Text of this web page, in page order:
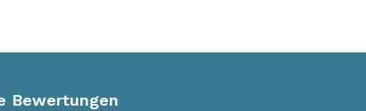
Bewertungen